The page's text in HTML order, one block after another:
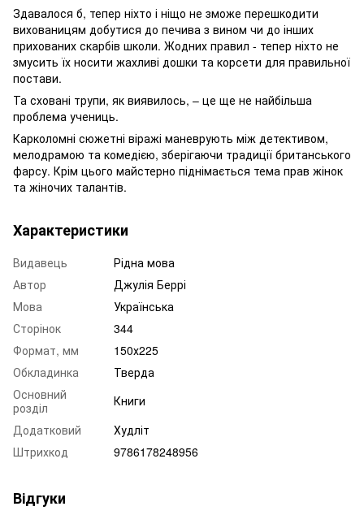
Здавалося б, тепер ніхто і ніщо не зможе перешкодити
вихованицям добутися до печива з вином чи до інших
прихованих скарбів школи. Жодних правил - тепер ніхто не
змусить їх носити жахливі дошки та корсети для правильної
постави.
Та сховані трупи, як виявилось, – це ще не найбільша
проблема учениць.
Карколомні сюжетні віражі маневрують між детективом,
мелодрамою та комедією, зберігаючи традиції британського
фарсу. Крім цього майстерно піднімається тема прав жінок
та жіночих талантів.
Характеристики
Видавець
Рідна мова
Автор
Джулія Беррі
Мова
Українська
Сторінок
344
Формат, мм
150х225
Обкладинка
Тверда
Основний
розділ
Книги
Додатковий
Худліт
Штрихкод
9786178248956
Відгуки